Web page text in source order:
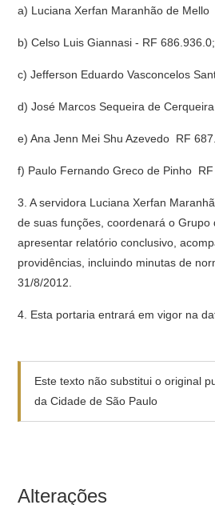
a) Luciana Xerfan Maranhão de Mello
b) Celso Luis Giannasi - RF 686.936.0;
c) Jefferson Eduardo Vasconcelos
d) José Marcos Sequeira de Cerqueira
e) Ana Jenn Mei Shu Azevedo  RF
f) Paulo Fernando Greco de Pinho 
3. A servidora Luciana Xerfan
de suas funções, coordenará o Grupo
apresentar relatório conclusivo,
providências, incluindo minutas de
31/8/2012.
4. Esta portaria entrará em vigor na
Este texto não substitui o original
da Cidade de São Paulo
Alterações